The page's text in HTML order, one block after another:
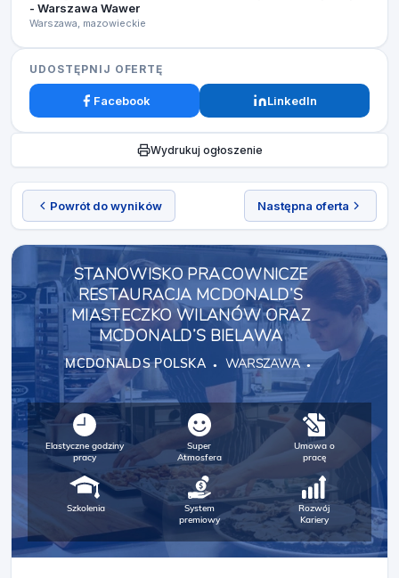
Powrót do wyników Następna oferta
STANOWISKO PRACOWNICZE
RESTAURACJA MCDONALD’S
MIASTECZKO WILANÓW ORAZ
MCDONALD’S BIELAWA
MCDONALDS POLSKA WARSZAWA
Elastyczne godziny
pracy
Super
Atmosfera
Umowa o
pracę
Szkolenia
System
premiowy
Rozwój
Kariery
- Warszawa Wawer
Warszawa, mazowieckie
UDOSTĘPNIJ OFERTĘ
Facebook LinkedIn
Wydrukuj ogłoszenie